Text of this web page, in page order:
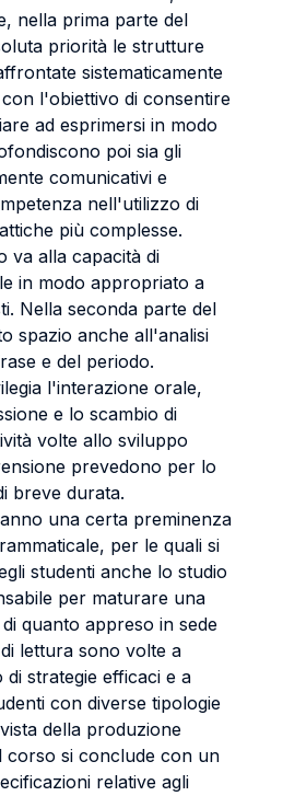
nella prima parte del
priorità le strutture
sistematicamente
l'obiettivo di consentire
ad esprimersi in modo
poi sia gli
comunicativi e
nell'utilizzo di
più complesse.
va alla capacità di
in modo appropriato a
Nella seconda parte del
spazio anche all'analisi
e del periodo.
l'interazione orale,
e lo scambio di
volte allo sviluppo
prevedono per lo
breve durata.
una certa preminenza
per le quali si
studenti anche lo studio
per maturare una
quanto appreso in sede
lettura sono volte a
strategie efficaci e a
con diverse tipologie
della produzione
corso si conclude con un
relative agli